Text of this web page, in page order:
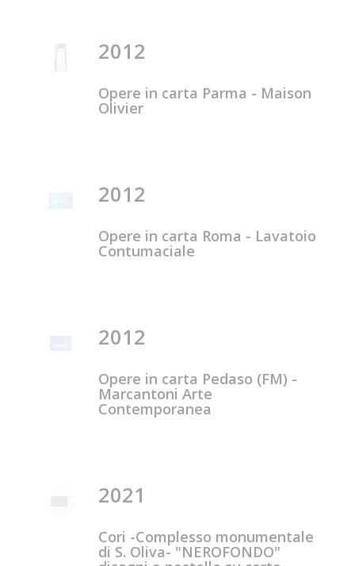
2012
Opere in carta Parma - Maison
Olivier
2012
Opere in carta Roma - Lavatoio
Contumaciale
2012
Opere in carta Pedaso (FM) -
Marcantoni Arte
Contemporanea
2021
Cori -Complesso monumentale
di S. Oliva- "NEROFONDO"